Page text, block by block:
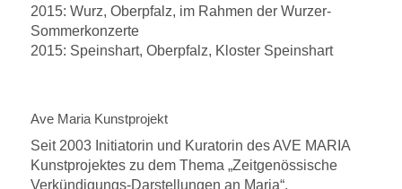
2015: Wurz, Oberpfalz, im Rahmen der Wurzer-
Sommerkonzerte
2015: Speinshart, Oberpfalz, Kloster Speinshart
Ave Maria Kunstprojekt
Seit 2003 Initiatorin und Kuratorin des AVE MARIA
Kunstprojektes zu dem Thema „Zeitgenössische
Verkündigungs-Darstellungen an Maria“.